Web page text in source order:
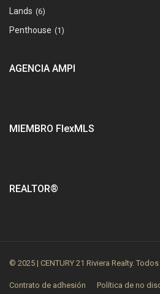
Lands (6)
Penthouse (1)
AGENCIA AMPI
MIEMBRO FlexMLS
REALTOR®
© 2025 | CENTURY 21 Riviera Realty.
Contrato de adhesión Política de no